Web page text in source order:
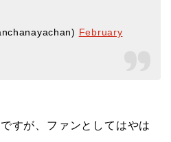
February
すが、ファンとしてはやは